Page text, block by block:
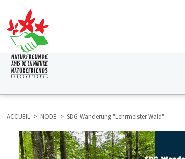
contenu
principal
HAUPTNAVIGATION
FIL
ACCUEIL NODE SDG-Wanderung "Lehrmeister Wald"